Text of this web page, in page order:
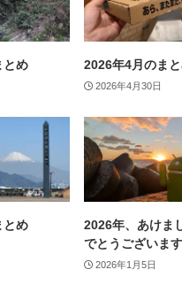
とめ 2026年4月のま
2026年4月30日
とめ
2026年、あけま
でとうございます
2026年1月5日